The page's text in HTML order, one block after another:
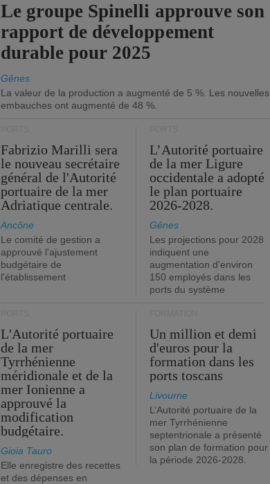
Le groupe Spinelli approuve son
rapport de développement
durable pour 2025
Gênes
La valeur de la production a augmenté de 5 %. Les nouvelles
embauches ont augmenté de 48 %.
Fabrizio Marilli sera
le nouveau secrétaire
général de l'Autorité
portuaire de la mer
Adriatique centrale.
Ancône
Le comité de gestion a
approuvé l'ajustement
budgétaire de
l'établissement
L’Autorité portuaire
de la mer Ligure
occidentale a adopté
le plan portuaire
2026-2028.
Gênes
Les projections pour 2028
indiquent une
augmentation d'environ
150 employés dans les
ports du système
L'Autorité portuaire
de la mer
Tyrrhénienne
méridionale et de la
mer Ionienne a
approuvé la
modification
budgétaire.
Gioia Tauro
Elle enregistre des recettes
et des dépenses en
Un million et demi
d'euros pour la
formation dans les
ports toscans
Livourne
L’Autorité portuaire de la
mer Tyrrhénienne
septentrionale a présenté
son plan de formation pour
la période 2026-2028.